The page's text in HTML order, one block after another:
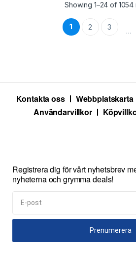
Showing 1–24 of 1054
1 2 3 …
Kontakta oss Webbplatskarta
Användarvillkor
Registrera dig för vårt nyhetsbrev
nyheterna och grymma deals!
Prenumerera